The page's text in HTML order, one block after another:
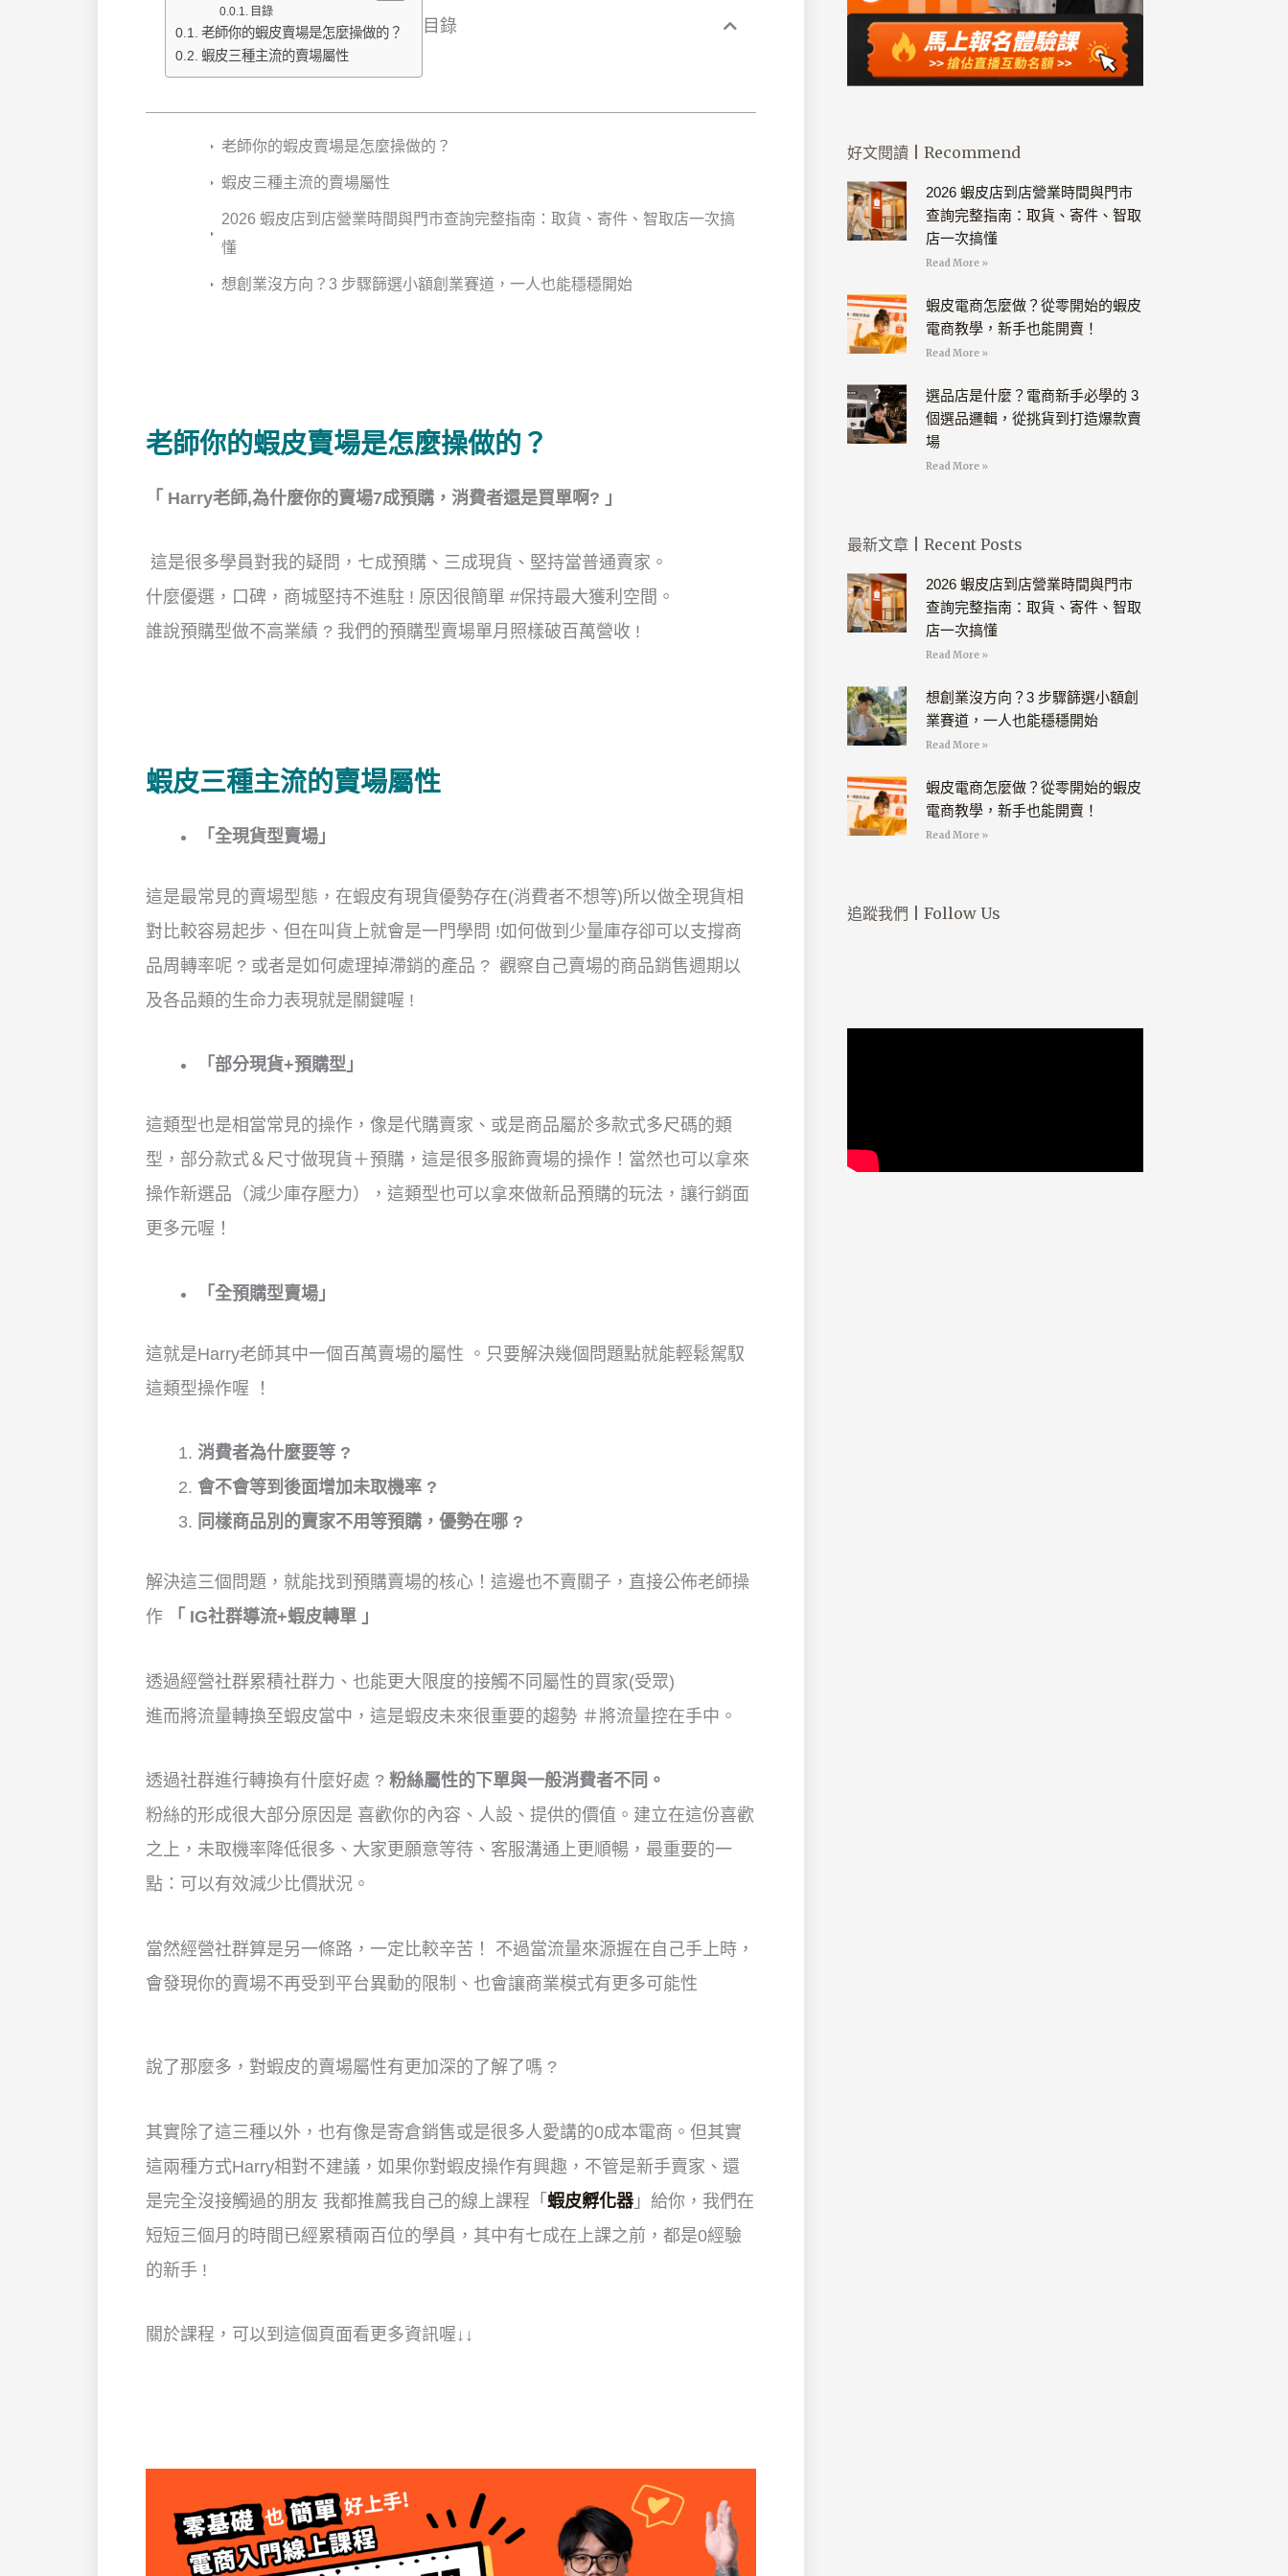
目錄
老師你的蝦皮賣場是怎麼操做的？
蝦皮三種主流的賣場屬性
目錄
老師你的蝦皮賣場是怎麼操做的？
蝦皮三種主流的賣場屬性
2026 蝦皮店到店營業時間與門市查詢完整指南：取貨、寄件、智取店一次搞
懂
想創業沒方向？3 步驟篩選小額創業賽道，一人也能穩穩開始
老師你的蝦皮賣場是怎麼操做的？
「 Harry老師,為什麼你的賣場7成預購，消費者還是買單啊? 」
這是很多學員對我的疑問，七成預購、三成現貨、堅持當普通賣家。
什麼優選，口碑，商城堅持不進駐 ! 原因很簡單 #保持最大獲利空間。
誰說預購型做不高業績 ? 我們的預購型賣場單月照樣破百萬營收 !
蝦皮三種主流的賣場屬性
「全現貨型賣場」
這是最常見的賣場型態，在蝦皮有現貨優勢存在(消費者不想等)所以做全現貨相
對比較容易起步、但在叫貨上就會是一門學問 !如何做到少量庫存卻可以支撐商
品周轉率呢 ? 或者是如何處理掉滯銷的產品 ? 觀察自己賣場的商品銷售週期以
及各品類的生命力表現就是關鍵喔 !
「部分現貨+預購型」
這類型也是相當常見的操作，像是代購賣家、或是商品屬於多款式多尺碼的類
型，部分款式＆尺寸做現貨＋預購，這是很多服飾賣場的操作！當然也可以拿來
操作新選品（減少庫存壓力），這類型也可以拿來做新品預購的玩法，讓行銷面
更多元喔！
「全預購型賣場」
這就是Harry老師其中一個百萬賣場的屬性 。只要解決幾個問題點就能輕鬆駕馭
這類型操作喔 ！
消費者為什麼要等 ?
會不會等到後面增加未取機率 ?
同樣商品別的賣家不用等預購，優勢在哪 ?
解決這三個問題，就能找到預購賣場的核心！這邊也不賣關子，直接公佈老師操
作
「 IG社群導流+蝦皮轉單 」
透過經營社群累積社群力、也能更大限度的接觸不同屬性的買家(受眾)
進而將流量轉換至蝦皮當中，這是蝦皮未來很重要的趨勢 ＃將流量控在手中。
透過社群進行轉換有什麼好處 ? 粉絲屬性的下單與一般消費者不同。
粉絲的形成很大部分原因是 喜歡你的內容、人設、提供的價值。建立在這份喜歡
之上，未取機率降低很多、大家更願意等待、客服溝通上更順暢，最重要的一
點：可以有效減少比價狀況。
當然經營社群算是另一條路，一定比較辛苦！ 不過當流量來源握在自己手上時，
會發現你的賣場不再受到平台異動的限制、也會讓商業模式有更多可能性
說了那麼多，對蝦皮的賣場屬性有更加深的了解了嗎 ?
其實除了這三種以外，也有像是寄倉銷售或是很多人愛講的0成本電商。但其實
這兩種方式Harry相對不建議，如果你對蝦皮操作有興趣，不管是新手賣家、還
是完全沒接觸過的朋友 我都推薦我自己的線上課程「 蝦皮孵化器 」給你，我們在
短短三個月的時間已經累積兩百位的學員，其中有七成在上課之前，都是0經驗
的新手 !
關於課程，可以到這個頁面看更多資訊喔↓↓
好文閱讀 | Recommend
2026 蝦皮店到店營業時間與門市
查詢完整指南：取貨、寄件、智取
店一次搞懂
Read More »
蝦皮電商怎麼做？從零開始的蝦皮
電商教學，新手也能開賣！
Read More »
選品店是什麼？電商新手必學的 3
個選品邏輯，從挑貨到打造爆款賣
場
Read More »
最新文章 | Recent Posts
2026 蝦皮店到店營業時間與門市
查詢完整指南：取貨、寄件、智取
店一次搞懂
Read More »
想創業沒方向？3 步驟篩選小額創
業賽道，一人也能穩穩開始
Read More »
蝦皮電商怎麼做？從零開始的蝦皮
電商教學，新手也能開賣！
Read More »
追蹤我們 | Follow Us